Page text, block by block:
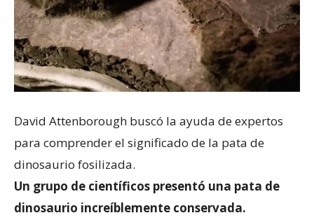
David Attenborough buscó la ayuda de expertos
para comprender el significado de la pata de
dinosaurio fosilizada.
Un grupo de científicos presentó una pata de
dinosaurio increíblemente conservada.